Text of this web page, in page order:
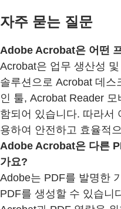
자주 묻는 질문
Adobe Acrobat은 어떤
Acrobat은 업무 생산성
솔루션으로 Acrobat 데
인 툴, Acrobat Reader
함되어 있습니다. 따라서
용하여 안전하고 효율적
Adobe Acrobat은 다른
가요?
Adobe는 PDF를 발명한
PDF를 생성할 수 있습니